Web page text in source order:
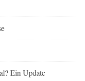
Ein Update